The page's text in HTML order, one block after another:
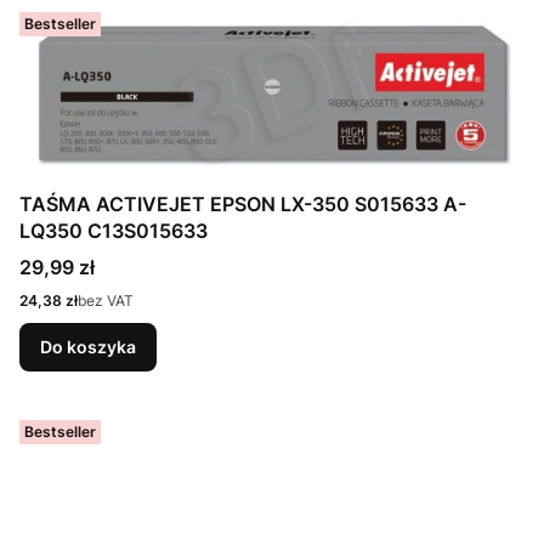
Bestseller
TAŚMA ACTIVEJET EPSON LX-350 S015633 A-
LQ350 C13S015633
Cena
29,99 zł
Cena
24,38 złbez VAT
Do koszyka
Bestseller